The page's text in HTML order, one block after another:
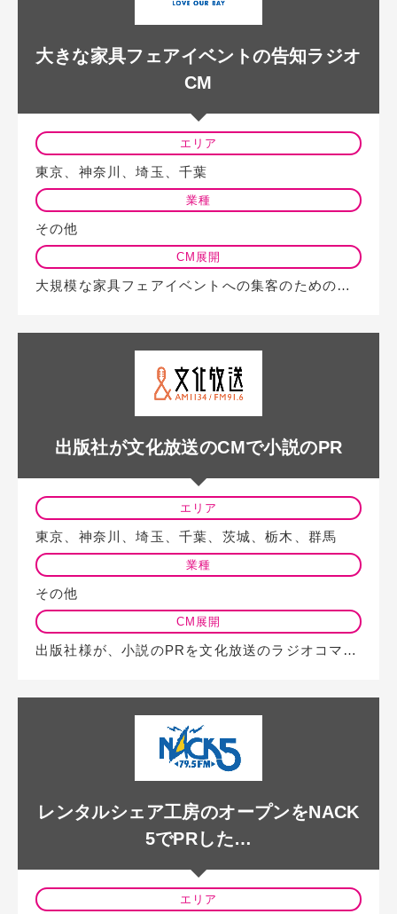
大きな家具フェアイベントの告知ラジオ
CM
エリア
東京、神奈川、埼玉、千葉
業種
その他
CM展開
大規模な家具フェアイベントへの集客のための告知CMをベイエフエムで放送した広…
出版社が文化放送のCMで小説のPR
エリア
東京、神奈川、埼玉、千葉、茨城、栃木、群馬
業種
その他
CM展開
出版社様が、小説のPRを文化放送のラジオコマーシャルを使って実施しました。 …
レンタルシェア工房のオープンをNACK
5でPRした…
エリア